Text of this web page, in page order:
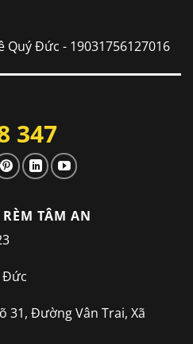
Quý Đức - 19031756127016
347
TÂM AN
Đức
31, Đường Vân Trai, Xã